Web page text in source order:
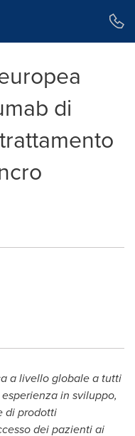
di
a livello globale a tutti
in sviluppo,
di prodotti
dei pazienti ai